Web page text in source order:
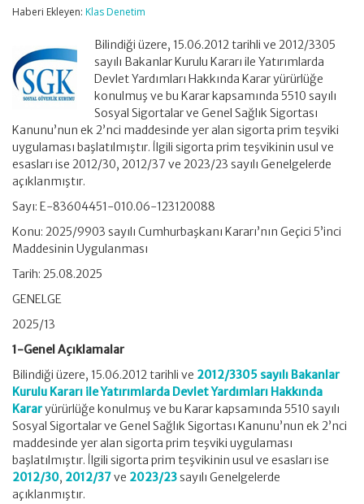
Haberi Ekleyen: Klas Denetim
Bilindiği üzere, 15.06.2012 tarihli ve 2012/3305
sayılı Bakanlar Kurulu Kararı ile Yatırımlarda
Devlet Yardımları Hakkında Karar yürürlüğe
konulmuş ve bu Karar kapsamında 5510 sayılı
Sosyal Sigortalar ve Genel Sağlık Sigortası
Kanunu’nun ek 2’nci maddesinde yer alan sigorta prim teşviki
uygulaması başlatılmıştır. İlgili sigorta prim teşvikinin usul ve
esasları ise 2012/30, 2012/37 ve 2023/23 sayılı Genelgelerde
açıklanmıştır.
Sayı: E-83604451-010.06-123120088
Konu: 2025/9903 sayılı Cumhurbaşkanı Kararı’nın Geçici 5’inci
Maddesinin Uygulanması
Tarih: 25.08.2025
GENELGE
2025/13
1-Genel Açıklamalar
Bilindiği üzere, 15.06.2012 tarihli ve 2012/3305 sayılı Bakanlar
Kurulu Kararı ile Yatırımlarda Devlet Yardımları Hakkında
Kararyürürlüğe konulmuş ve bu Karar kapsamında 5510 sayılı
Sosyal Sigortalar ve Genel Sağlık Sigortası Kanunu’nun ek 2’nci
maddesinde yer alan sigorta prim teşviki uygulaması
başlatılmıştır. İlgili sigorta prim teşvikinin usul ve esasları ise
2012/30, 2012/37ve 2023/23 sayılı Genelgelerde
açıklanmıştır.